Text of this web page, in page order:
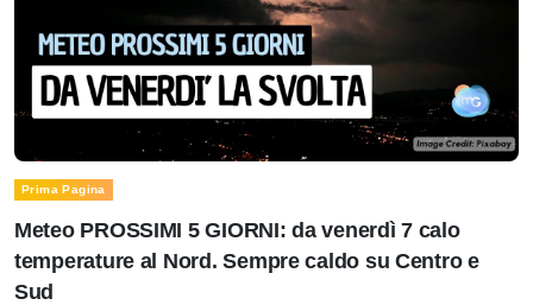
Prima Pagina
Meteo PROSSIMI 5 GIORNI: da venerdì 7 calo
temperature al Nord. Sempre caldo su Centro e
Sud